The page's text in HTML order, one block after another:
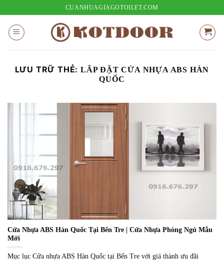
nội
dung
CUANHUAGIAGOTOILET.COM
LƯU TRỮ THẺ:LẮP ĐẶT CỬA NHỰA ABS HÀN
QUỐC
Cửa Nhựa ABS Hàn Quốc Tại Bến Tre | Cửa Nhựa Phòng Ngủ Mẫu
Mới
Mục lục Cửa nhựa ABS Hàn Quốc tại Bến Tre với giá thành ưu đãi